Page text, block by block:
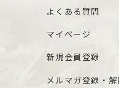
よくある質問
マイページ
新規会員登録
メルマガ登録・